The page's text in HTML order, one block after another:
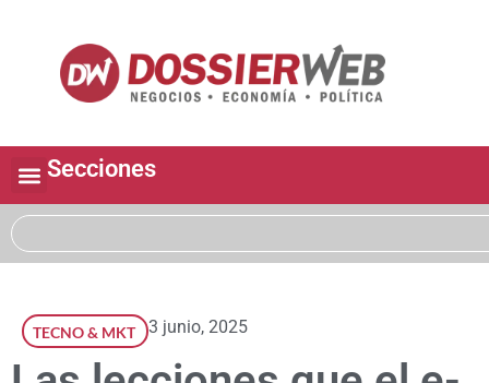
Secciones
TECNO & MKT 3 junio, 2025